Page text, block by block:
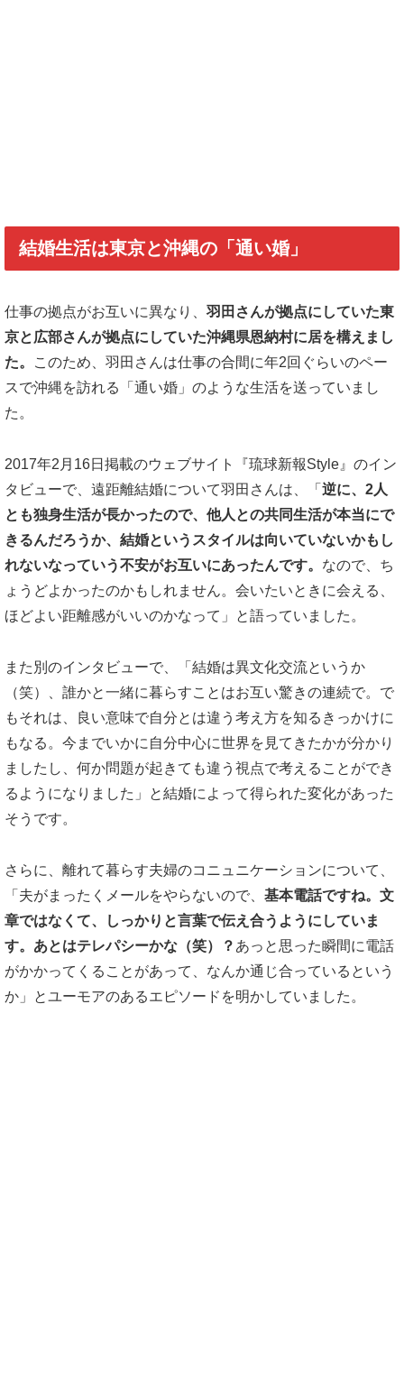
結婚生活は東京と沖縄の「通い婚」
仕事の拠点がお互いに異なり、 羽田さんが拠点にしていた東
京と広部さんが拠点にしていた沖縄県恩納村に居を構えまし
た。
このため、羽田さんは仕事の合間に年2回ぐらいのペー
スで沖縄を訪れる「通い婚」のような生活を送っていまし
た。
2017年2月16日掲載のウェブサイト『琉球新報Style』のイン
タビューで、遠距離結婚について羽田さんは、「 逆に、2人
とも独身生活が長かったので、他人との共同生活が本当にで
きるんだろうか、結婚というスタイルは向いていないかもし
れないなっていう不安がお互いにあったんです。 なので、ち
ょうどよかったのかもしれません。会いたいときに会える、
ほどよい距離感がいいのかなって」と語っていました。
また別のインタビューで、「結婚は異文化交流というか
（笑）、誰かと一緒に暮らすことはお互い驚きの連続で。で
もそれは、良い意味で自分とは違う考え方を知るきっかけに
もなる。今までいかに自分中心に世界を見てきたかが分かり
ましたし、何か問題が起きても違う視点で考えることができ
るようになりました」と結婚によって得られた変化があった
そうです。
さらに、離れて暮らす夫婦のコニュニケーションについて、
「夫がまったくメールをやらないので、 基本電話ですね。文
章ではなくて、しっかりと言葉で伝え合うようにしていま
す。あとはテレパシーかな（笑）？ あっと思った瞬間に電話
がかかってくることがあって、なんか通じ合っているという
か」とユーモアのあるエピソードを明かしていました。